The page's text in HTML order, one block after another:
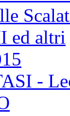
ed altri
-